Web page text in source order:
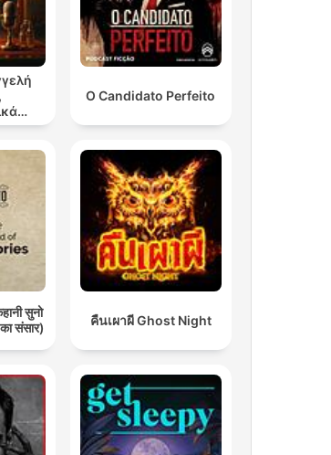
O Candidato Perfeito
सुनो
संसार)
คืนเผาผี Ghost Night